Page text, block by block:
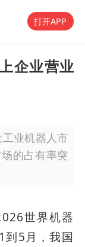
打开APP
企业营业
业机器人市
的占有率突
世界机器
到5月，我国